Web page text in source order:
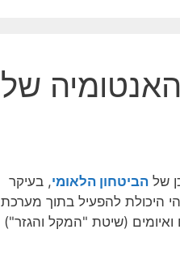
של
של הביטחון הלאומי, בעיקר
היכולת להפעיל בתוך מערכת
ואיומים (שיטת "המקל והגזר")